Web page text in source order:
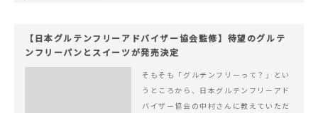
【日本グルテンフリーアドバイザー協会監修】待望のグルテ
ンフリーパンとスイーツが発売決定
そもそも「グルテンフリーって？」とい
うところから、日本グルテンフリーアド
バイザー協会の中村さんに教えていただ